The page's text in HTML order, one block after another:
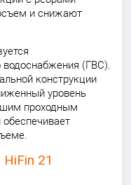
и снижают
водоснабжения (ГВС).
конструкции
уровень
проходным
21